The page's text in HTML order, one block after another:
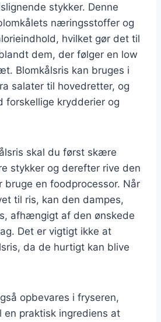
stykker. Denne
næringsstoffer og
hvilket gør det til
dem, der følger en low
Blomkålsris kan bruges i
salater til hovedretter, og
forskellige krydderier og
skal du først skære
stykker og derefter rive den
bruge en foodprocessor. Når
til ris, kan den dampes,
afhængigt af den ønskede
Det er vigtigt ikke at
da de hurtigt kan blive
opbevares i fryseren,
en praktisk ingrediens at